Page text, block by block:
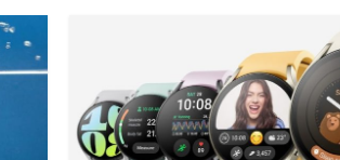
p
s